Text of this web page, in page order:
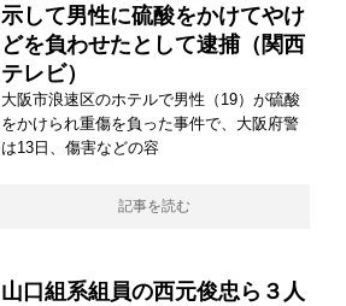
示して男性に硫酸をかけてやけ
どを負わせたとして逮捕（関西
テレビ）
大阪市浪速区のホテルで男性（19）が硫酸
をかけられ重傷を負った事件で、大阪府警
は13日、傷害などの容
記事を読む
山口組系組員の西元俊忠ら３人